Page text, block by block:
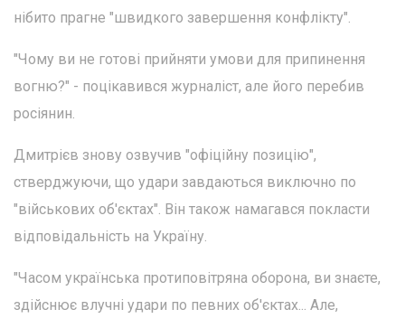
нібито прагне "швидкого завершення конфлікту".
"Чому ви не готові прийняти умови для припинення
вогню?" - поцікавився журналіст, але його перебив
росіянин.
Дмитрієв знову озвучив "офіційну позицію",
стверджуючи, що удари завдаються виключно по
"військових об'єктах". Він також намагався покласти
відповідальність на Україну.
"Часом українська протиповітряна оборона, ви знаєте,
здійснює влучні удари по певних об'єктах... Але,